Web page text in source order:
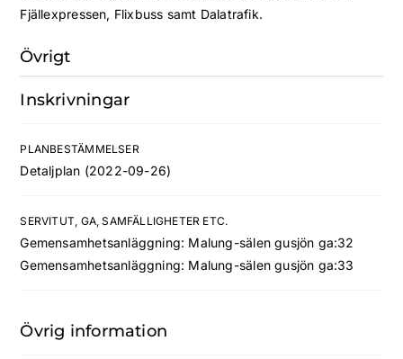
Fjällexpressen, Flixbuss samt Dalatrafik.
Övrigt
Inskrivningar
PLANBESTÄMMELSER
Detaljplan (2022-09-26)
SERVITUT, GA, SAMFÄLLIGHETER ETC.
Gemensamhetsanläggning: Malung-sälen gusjön ga:32
Gemensamhetsanläggning: Malung-sälen gusjön ga:33
Övrig information